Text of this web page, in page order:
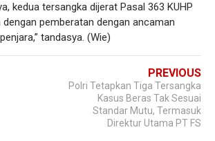
kedua tersangka dijerat Pasal 363 KUHP
pemberatan dengan ancaman
tandasya. (Wie)
PREVIOUS
Polri Tetapkan Tiga Tersangka
Kasus Beras Tak Sesuai
Standar Mutu, Termasuk
Direktur Utama PT FS